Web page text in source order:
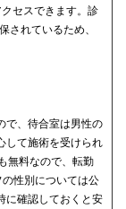
セスできます。診
されているため、
で、待合室は男性の
して施術を受けられ
無料なので、転勤
性別については公
に確認しておくと安